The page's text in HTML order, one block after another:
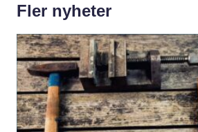
Fler nyheter